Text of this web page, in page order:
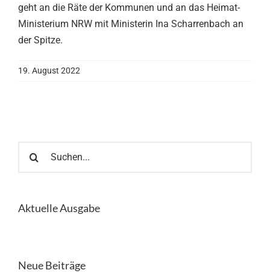
geht an die Räte der Kommunen und an das Heimat-
Ministerium NRW mit Ministerin Ina Scharrenbach an
der Spitze.
19. August 2022
nach:
Aktuelle Ausgabe
Neue Beiträge